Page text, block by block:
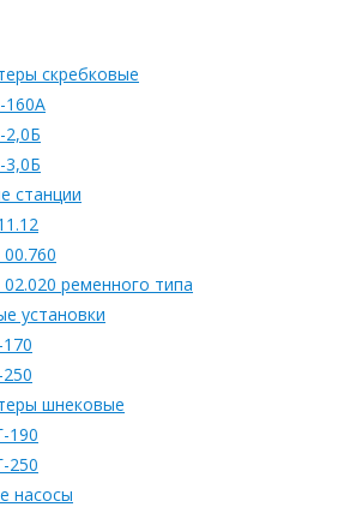
скребковые
160А
станции
ременного типа
установки
шнековые
190
250
насосы